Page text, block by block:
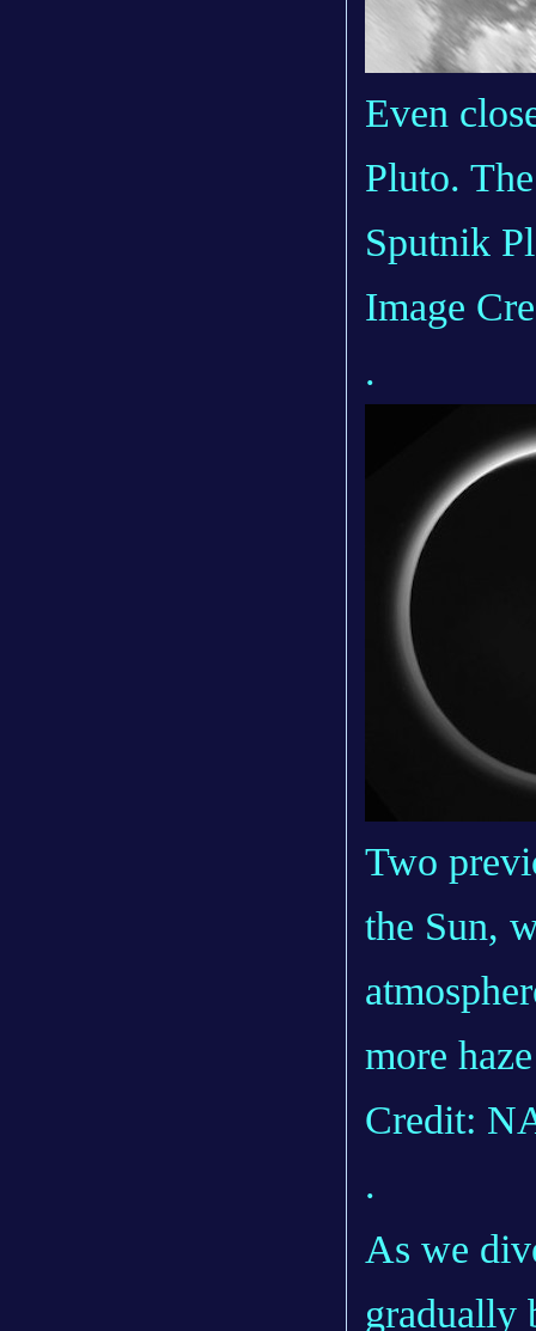
Even
Pluto.
Sputnik
Image
.
Two
the Sun,
more
Credit:
.
As we
gradually